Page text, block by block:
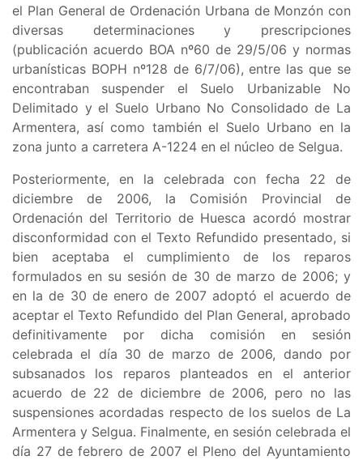
el Plan General de Ordenación Urbana de Monzón con
diversas determinaciones y prescripciones
(publicación acuerdo BOA nº60 de 29/5/06 y normas
urbanísticas BOPH nº128 de 6/7/06), entre las que se
encontraban suspender el Suelo Urbanizable No
Delimitado y el Suelo Urbano No Consolidado de La
Armentera, así como también el Suelo Urbano en la
zona junto a carretera A-1224 en el núcleo de Selgua.
Posteriormente, en la celebrada con fecha 22 de
diciembre de 2006, la Comisión Provincial de
Ordenación del Territorio de Huesca acordó mostrar
disconformidad con el Texto Refundido presentado, si
bien aceptaba el cumplimiento de los reparos
formulados en su sesión de 30 de marzo de 2006; y
en la de 30 de enero de 2007 adoptó el acuerdo de
aceptar el Texto Refundido del Plan General, aprobado
definitivamente por dicha comisión en sesión
celebrada el día 30 de marzo de 2006, dando por
subsanados los reparos planteados en el anterior
acuerdo de 22 de diciembre de 2006, pero no las
suspensiones acordadas respecto de los suelos de La
Armentera y Selgua. Finalmente, en sesión celebrada el
día 27 de febrero de 2007 el Pleno del Ayuntamiento